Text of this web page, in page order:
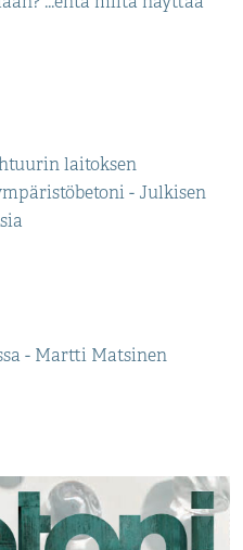
laitoksen
- Julkisen
- Martti Matsinen